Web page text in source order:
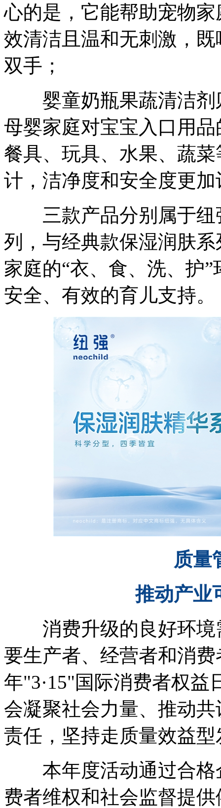
心的是，它能帮助宠物
效清洁且温和无刺激，
双手；
婴童奶瓶果蔬清洁剂
母婴家庭对宝宝入口用
餐具、玩具、水果、蔬
计，洁净度和安全度更
三款产品分别属于纽
列，与经典款保湿润肤
家庭的“衣、食、洗、护
安全、有效的育儿支持。
质量
推动产业
消费升级的良好环境
要生产者、经营者和消
年"3·15"国际消费者权
会凝聚社会力量、推动
责任，坚持走质量效益
本年度活动通过合格
费者维权和社会监督提